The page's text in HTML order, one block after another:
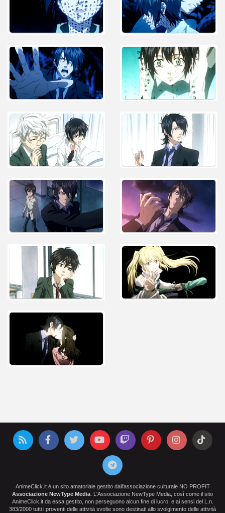
AnimeClick.it è un sito amatoriale gestito dall'associazione culturale NO PROFIT
Associazione NewType Media . L'Associazione NewType Media, così come il sito
AnimeClick.it da essa gestito, non perseguono alcun fine di lucro, e ai sensi del L.n.
383/2000 tutti i proventi delle attività svolte sono destinati allo svolgimento delle attività